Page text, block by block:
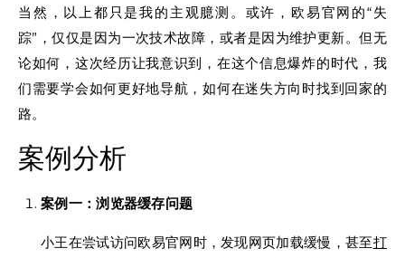
当然，以上都只是我的主观臆测。或许，欧易官网的“失
踪”，仅仅是因为一次技术故障，或者是因为维护更新。但无
论如何，这次经历让我意识到，在这个信息爆炸的时代，我
们需要学会如何更好地导航，如何在迷失方向时找到回家的
路。
案例分析
案例一：浏览器缓存问题
小王在尝试访问欧易官网时，发现网页加载缓慢，甚至打